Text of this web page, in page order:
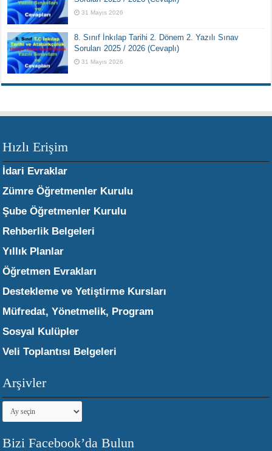
31 Mayıs 2026
8. Sınıf İnkılap Tarihi 2. Dönem 2. Yazılı Sınav
Soruları 2025 / 2026 (Cevaplı)
31 Mayıs 2026
Hızlı Erişim
İdari Evraklar
Zümre Öğretmenler Kurulu
Şube Öğretmenler Kurulu
Rehberlik Belgeleri
Yıllık Planlar
Öğretmen Evrakları
Destekleme ve Yetiştirme Kursları
Müfredat, Yönetmelik, Program
Sosyal Kulüpler
Veli Toplantısı Belgeleri
Arşivler
Arşivler
Bizi Facebook’da Bulun